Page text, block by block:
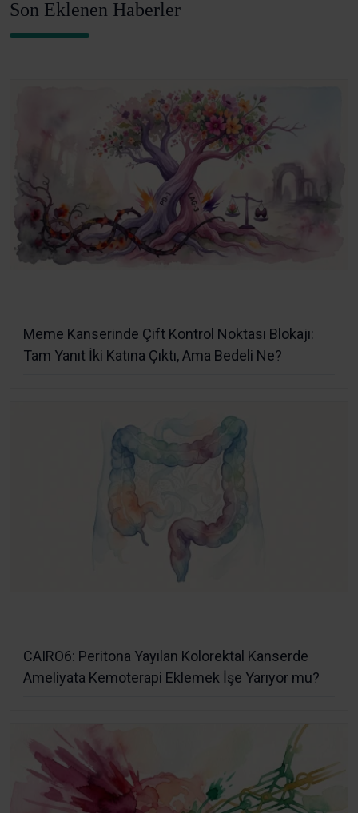
Son Eklenen Haberler
Meme Kanserinde Çift Kontrol Noktası Blokajı:
Tam Yanıt İki Katına Çıktı, Ama Bedeli Ne?
CAIRO6: Peritona Yayılan Kolorektal Kanserde
Ameliyata Kemoterapi Eklemek İşe Yarıyor mu?